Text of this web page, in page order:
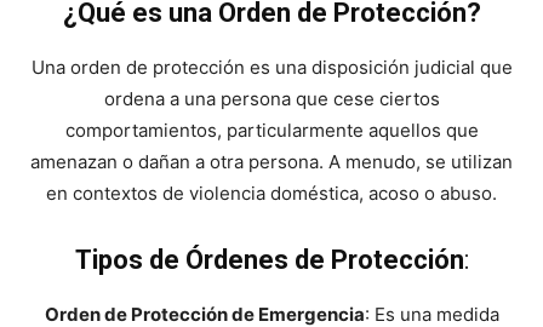
¿Qué es una Orden de Protección?
Una orden de protección es una disposición judicial que
ordena a una persona que cese ciertos
comportamientos, particularmente aquellos que
amenazan o dañan a otra persona. A menudo, se utilizan
en contextos de violencia doméstica, acoso o abuso.
Tipos de Órdenes de Protección:
Orden de Protección de Emergencia: Es una medida